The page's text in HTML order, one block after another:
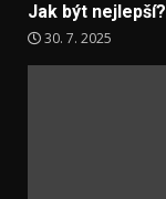
Jak být nejlepší?
30. 7. 2025